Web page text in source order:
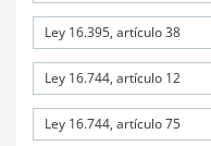
Ley 16.395, artículo 38
Ley 16.744, artículo 12
Ley 16.744, artículo 75